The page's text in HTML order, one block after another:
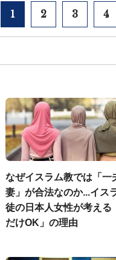
1 2 3 4
なぜイスラム教では「一
妻」が合法なのか...イス
徒の日本人女性が考える
だけOK」の理由